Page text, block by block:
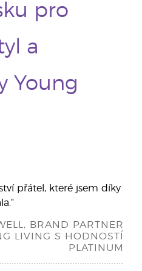
pro
a
Young
přátel, které jsem díky
BRAND PARTNER
LIVING S HODNOSTÍ
PLATINUM